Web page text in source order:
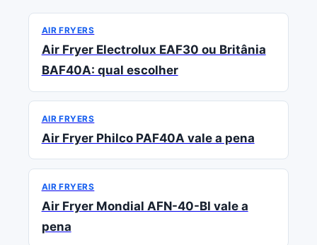
AIR FRYERS
Air Fryer Electrolux EAF30 ou Britânia
BAF40A: qual escolher
AIR FRYERS
Air Fryer Philco PAF40A vale a pena
AIR FRYERS
Air Fryer Mondial AFN-40-BI vale a
pena